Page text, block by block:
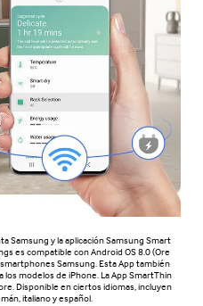
Samsung y la aplicación Samsung Smart
es compatible con Android OS 8.0 (Ore
Samsung. Esta App también
modelos de iPhone. La App SmartThin
Disponible en ciertos idiomas, incluyen
italiano y español.